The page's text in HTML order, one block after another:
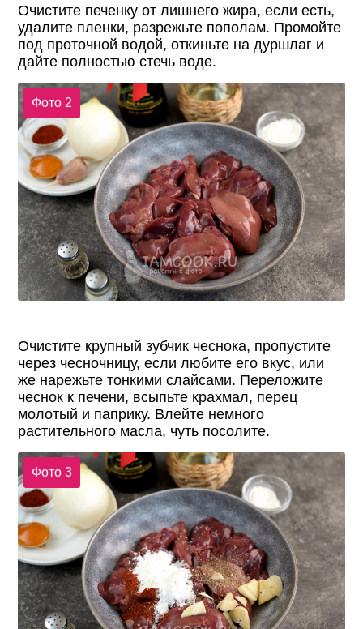
Очистите печенку от лишнего жира, если есть,
удалите пленки, разрежьте пополам. Промойте
под проточной водой, откиньте на дуршлаг и
дайте полностью стечь воде.
Фото 2
Очистите крупный зубчик чеснока, пропустите
через чесночницу, если любите его вкус, или
же нарежьте тонкими слайсами. Переложите
чеснок к печени, всыпьте крахмал, перец
молотый и паприку. Влейте немного
растительного масла, чуть посолите.
Фото 3